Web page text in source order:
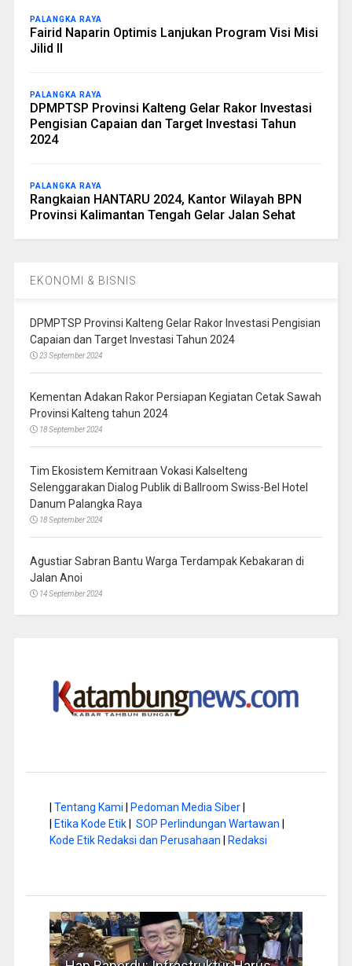
PALANGKA RAYA
Fairid Naparin Optimis Lanjukan Program Visi Misi
Jilid II
PALANGKA RAYA
DPMPTSP Provinsi Kalteng Gelar Rakor Investasi
Pengisian Capaian dan Target Investasi Tahun
2024
PALANGKA RAYA
Rangkaian HANTARU 2024, Kantor Wilayah BPN
Provinsi Kalimantan Tengah Gelar Jalan Sehat
EKONOMI & BISNIS
DPMPTSP Provinsi Kalteng Gelar Rakor Investasi Pengisian
Capaian dan Target Investasi Tahun 2024
23 September 2024
Kementan Adakan Rakor Persiapan Kegiatan Cetak Sawah
Provinsi Kalteng tahun 2024
18 September 2024
Tim Ekosistem Kemitraan Vokasi Kalselteng
Selenggarakan Dialog Publik di Ballroom Swiss-Bel Hotel
Danum Palangka Raya
18 September 2024
Agustiar Sabran Bantu Warga Terdampak Kebakaran di
Jalan Anoi
14 September 2024
Tentang Kami Pedoman Media Siber|
Etika Kode Etik| SOP Perlindungan Wartawan
Kode Etik Redaksi dan Perusahaan
Redaksi